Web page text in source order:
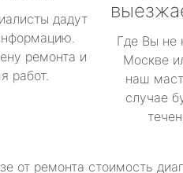
дадут
ремонта и
работ.
Где Вы не
Москве
наш
случае
от ремонта стоимость